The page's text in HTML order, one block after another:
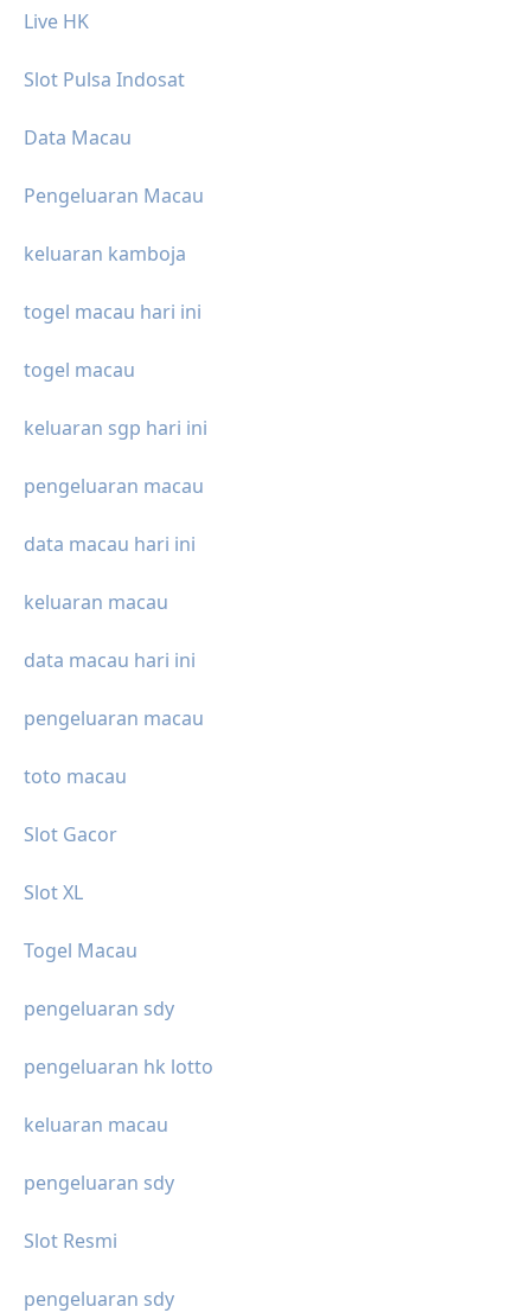
Live HK
Slot Pulsa Indosat
Data Macau
Pengeluaran Macau
keluaran kamboja
togel macau hari ini
togel macau
keluaran sgp hari ini
pengeluaran macau
data macau hari ini
keluaran macau
data macau hari ini
pengeluaran macau
toto macau
Slot Gacor
Slot XL
Togel Macau
pengeluaran sdy
pengeluaran hk lotto
keluaran macau
pengeluaran sdy
Slot Resmi
pengeluaran sdy